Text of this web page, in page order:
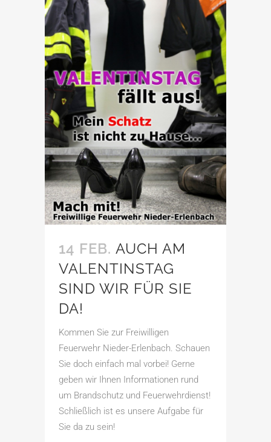
14 FEB. AUCH AM
VALENTINSTAG
SIND WIR FÜR SIE
DA!
Kommen Sie zur Freiwilligen
Feuerwehr Nieder-Erlenbach. Schauen
Sie doch einfach mal vorbei! Gerne
geben wir Ihnen Informationen rund
um Brandschutz und Feuerwehrdienst!
Schließlich ist es unsere Aufgabe für
Sie da zu sein!